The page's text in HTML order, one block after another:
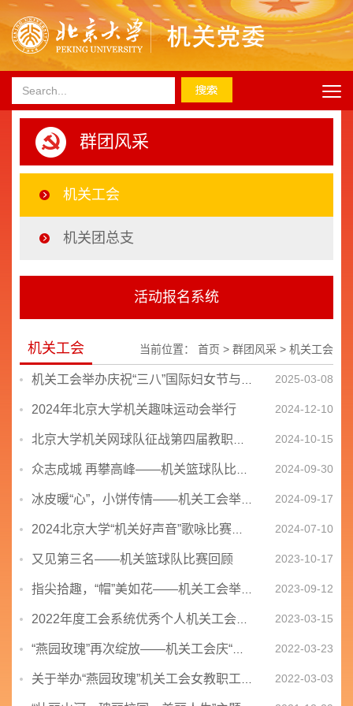
群团风采
机关工会
机关团总支
活动报名系统
机关工会 当前位置： 首页 > 群团风采 > 机关工会
2025-03-08
2024年北京大学机关趣味运动会举行 2024-12-10
2024-10-15
2024-09-30
2024-09-17
2024-07-10
又见第三名——机关篮球队比赛回顾 2023-10-17
2023-09-12
2023-03-15
2022-03-23
2022-03-03